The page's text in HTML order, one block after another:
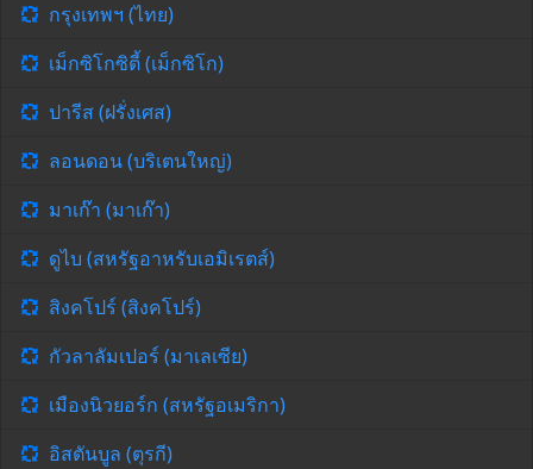
กรุงเทพฯ (ไทย)
เม็กซิโกซิตี้ (เม็กซิโก)
ปารีส (ฝรั่งเศส)
ลอนดอน (บริเตนใหญ่)
มาเก๊า (มาเก๊า)
ดูไบ (สหรัฐอาหรับเอมิเรตส์)
สิงคโปร์ (สิงคโปร์)
กัวลาลัมเปอร์ (มาเลเซีย)
เมืองนิวยอร์ก (สหรัฐอเมริกา)
อิสตันบูล (ตุรกี)